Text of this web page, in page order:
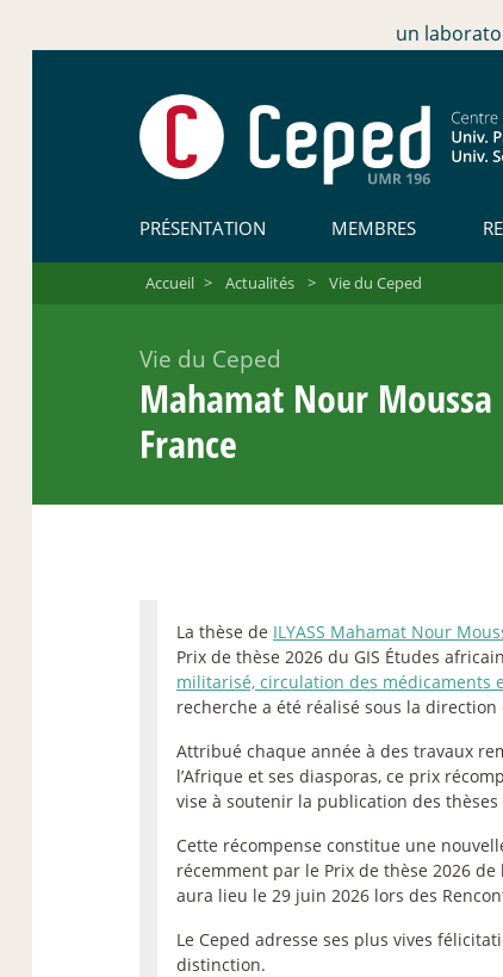
un
PRÉSENTATION MEMBRES
Accueil > Actualités > Vie du Ceped
Vie du Ceped
Mahamat Nour
France
La thèse de ILYASS Mahamat Nour
Prix de thèse 2026 du GIS Études
militarisé, circulation des médicaments
recherche a été réalisé sous la direction
Attribué chaque année à des travaux
l’Afrique et ses diasporas, ce prix
vise à soutenir la publication des
Cette récompense constitue une
récemment par le Prix de thèse 2026
aura lieu le 29 juin 2026 lors des
Le Ceped adresse ses plus vives
distinction.